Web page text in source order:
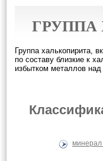
ГРУППА
Группа халькопирита,
по составу близкие к
избытком металлов над
минерал